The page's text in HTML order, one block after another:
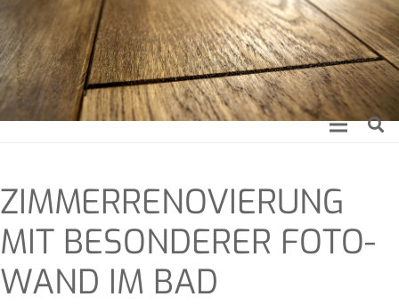
ZIM­MER­RE­NO­VIE­RUNG
MIT BESON­DE­RER FOTO­
WAND IM BAD